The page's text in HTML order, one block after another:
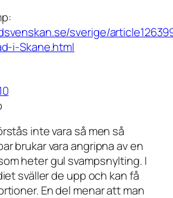
sverige/
i-Skane.html
inte vara så men så
brukar vara angripna av en
heter gul svampsnylting. I
sväller de upp och kan få
En del menar att man